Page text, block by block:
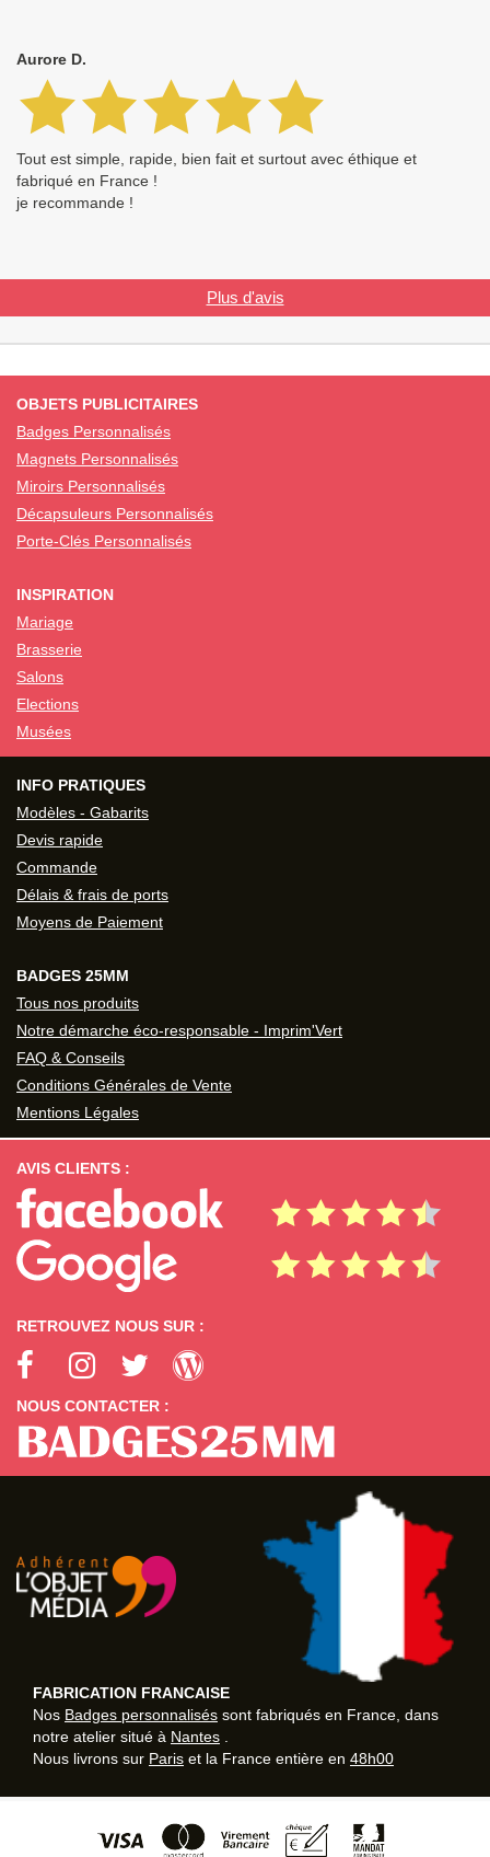
Aurore D.
Tout est simple, rapide, bien fait et surtout avec éthique et
fabriqué en France !
je recommande !
Plus d'avis
OBJETS PUBLICITAIRES
Badges Personnalisés
Magnets Personnalisés
Miroirs Personnalisés
Décapsuleurs Personnalisés
Porte-Clés Personnalisés
INSPIRATION
Mariage
Brasserie
Salons
Elections
Musées
INFO PRATIQUES
Modèles - Gabarits
Devis rapide
Commande
Délais & frais de ports
Moyens de Paiement
BADGES 25MM
Tous nos produits
Notre démarche éco-responsable - Imprim'Vert
FAQ & Conseils
Conditions Générales de Vente
Mentions Légales
AVIS CLIENTS :
RETROUVEZ NOUS SUR :
NOUS CONTACTER :
FABRICATION FRANCAISE
Nos Badges personnalisés sont fabriqués en France, dans
notre atelier situé à Nantes
Nous livrons sur Paris et la France entière en 48h00